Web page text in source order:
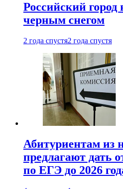
Российский
черным снегом
2 года спустя2 года спустя
Абитуриентам из
предлагают дать
по ЕГЭ до 2026